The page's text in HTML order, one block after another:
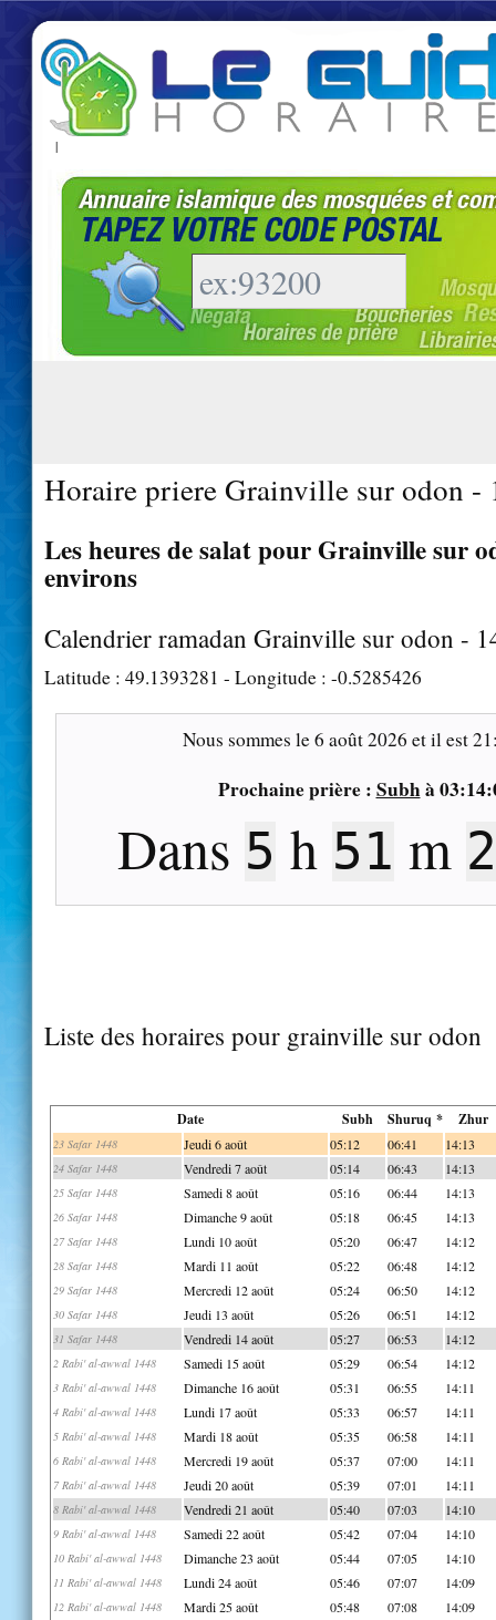
|
Horaire priere Grainville sur odon -
Les heures de salat pour Grainville sur
environs
Calendrier ramadan Grainville sur odon -
Latitude : 49.1393281 - Longitude : -0.5285426
Nous sommes le6 août 2026 et il est
Prochaine prière : Subhà
Dans 5 h 51 m
Liste des horaires pour grainville sur odon
Date Subh Shuruq * Zhur
23 Safar 1448 Jeudi 6 août 05:12 06:41 14:13
24 Safar 1448 Vendredi 7 août 05:14 06:43 14:13
25 Safar 1448 Samedi 8 août 05:16 06:44 14:13
26 Safar 1448 Dimanche 9 août 05:18 06:45 14:13
27 Safar 1448 Lundi 10 août 05:20 06:47 14:12
28 Safar 1448 Mardi 11 août 05:22 06:48 14:12
29 Safar 1448 Mercredi 12 août 05:24 06:50 14:12
30 Safar 1448 Jeudi 13 août 05:26 06:51 14:12
31 Safar 1448 Vendredi 14 août 05:27 06:53 14:12
2 Rabi' al-awwal 1448 Samedi 15 août 05:29 06:54 14:12
3 Rabi' al-awwal 1448 Dimanche 16 août 05:31 06:55 14:11
4 Rabi' al-awwal 1448 Lundi 17 août 05:33 06:57 14:11
5 Rabi' al-awwal 1448 Mardi 18 août 05:35 06:58 14:11
6 Rabi' al-awwal 1448 Mercredi 19 août 05:37 07:00 14:11
7 Rabi' al-awwal 1448 Jeudi 20 août 05:39 07:01 14:11
8 Rabi' al-awwal 1448 Vendredi 21 août 05:40 07:03 14:10
9 Rabi' al-awwal 1448 Samedi 22 août 05:42 07:04 14:10
10 Rabi' al-awwal 1448 Dimanche 23 août 05:44 07:05 14:10
11 Rabi' al-awwal 1448 Lundi 24 août 05:46 07:07 14:09
12 Rabi' al-awwal 1448 Mardi 25 août 05:48 07:08 14:09